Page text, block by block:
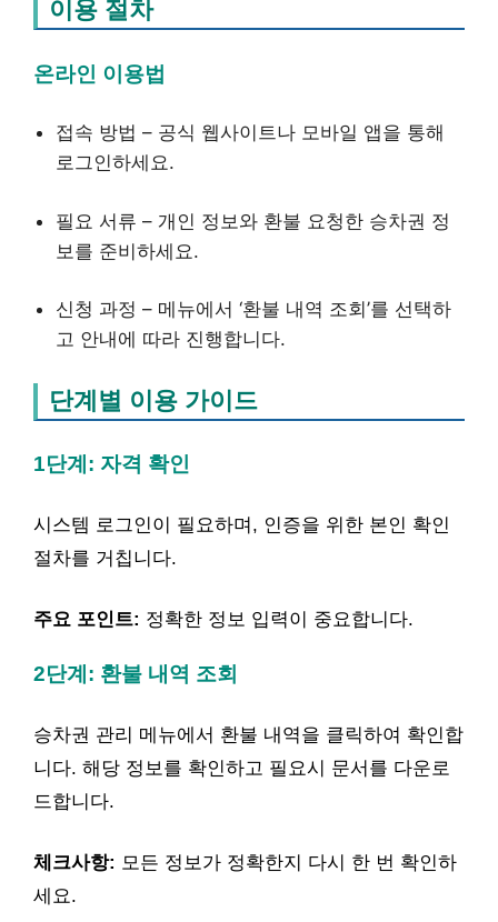
이용 절차
온라인 이용법
접속 방법 – 공식 웹사이트나 모바일 앱을 통해
로그인하세요.
필요 서류 – 개인 정보와 환불 요청한 승차권 정
보를 준비하세요.
신청 과정 – 메뉴에서 ‘환불 내역 조회’를 선택하
고 안내에 따라 진행합니다.
단계별 이용 가이드
1단계: 자격 확인
시스템 로그인이 필요하며, 인증을 위한 본인 확인
절차를 거칩니다.
주요 포인트: 정확한 정보 입력이 중요합니다.
2단계: 환불 내역 조회
승차권 관리 메뉴에서 환불 내역을 클릭하여 확인합
니다. 해당 정보를 확인하고 필요시 문서를 다운로
드합니다.
체크사항: 모든 정보가 정확한지 다시 한 번 확인하
세요.